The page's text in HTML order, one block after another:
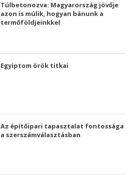
Túlbetonozva: Magyarország jövője
azon is múlik, hogyan bánunk a
termőföldjeinkkel
Egyiptom örök titkai
Az építőipari tapasztalat fontossága
a szerszámválasztásban